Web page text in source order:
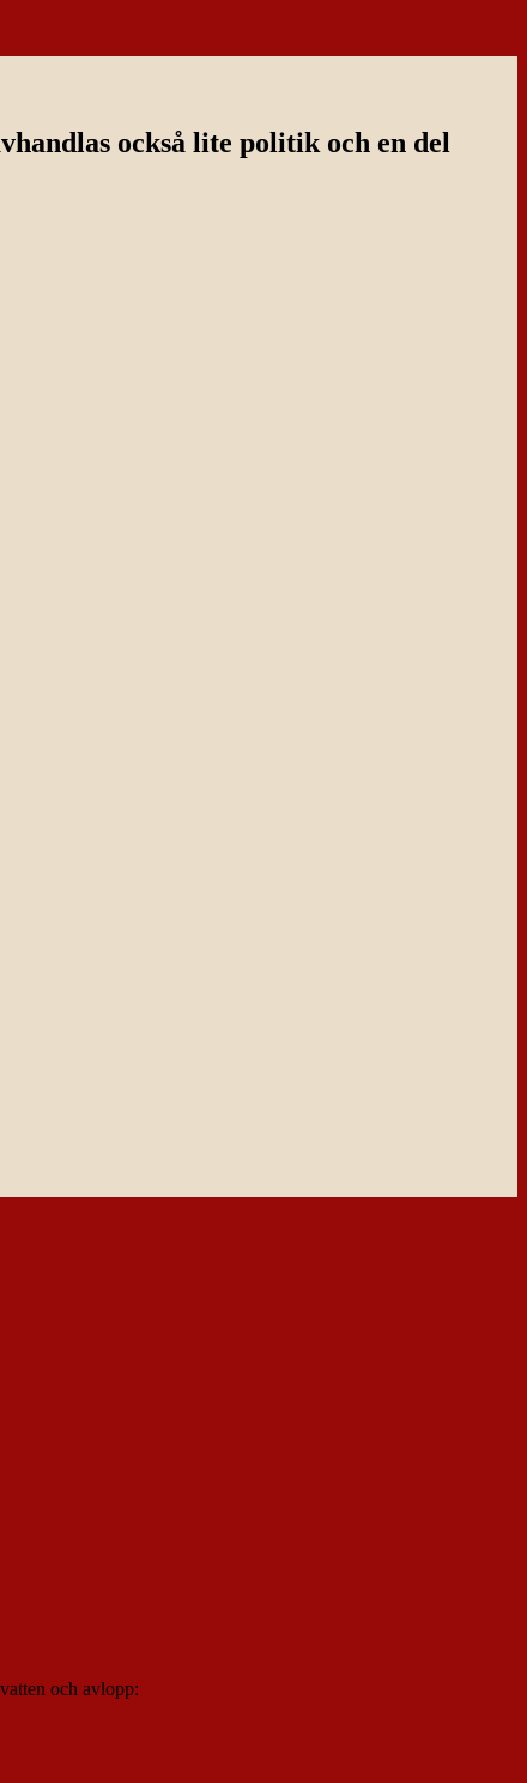
också lite politik och en del
och avlopp: